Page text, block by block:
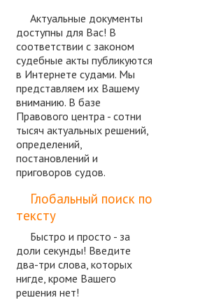
Актуальные документы
доступны для Вас! В
соответствии с законом
судебные акты публикуются
в Интернете судами. Мы
представляем их Вашему
вниманию. В базе
Правового центра - сотни
тысяч актуальных решений,
определений,
постановлений и
приговоров судов.
Глобальный поиск по
тексту
Быстро и просто - за
доли секунды! Введите
два-три слова, которых
нигде, кроме Вашего
решения нет!